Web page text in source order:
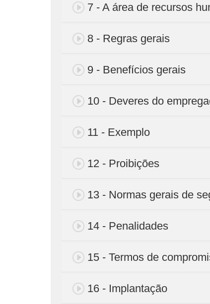
7 - A área de recursos
8 - Regras gerais
9 - Benefícios gerais
10 - Deveres do
11 - Exemplo
12 - Proibições
13 - Normas gerais de
14 - Penalidades
15 - Termos de
16 - Implantação